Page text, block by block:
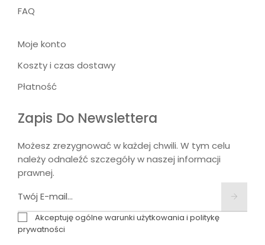
FAQ
Moje konto
Koszty i czas dostawy
Płatność
Zapis Do Newslettera
Możesz zrezygnować w każdej chwili. W tym celu
należy odnaleźć szczegóły w naszej informacji
prawnej.
Akceptuję ogólne warunki użytkowania i politykę
prywatności